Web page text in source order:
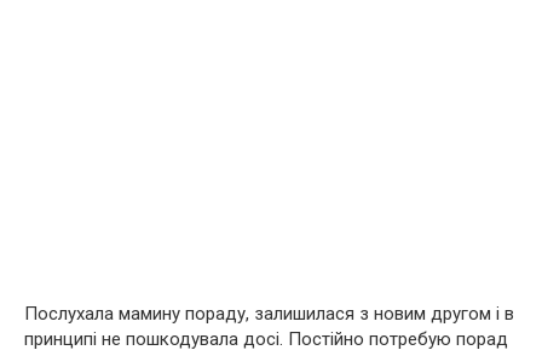
Послухала мамину пораду, залишилася з новим другом і в
принципі не пошкодувала досі. Постійно потребую порад